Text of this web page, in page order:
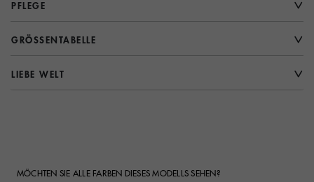
PFLEGE
GRÖSSENTABELLE
LIEBE WELT
MÖCHTEN SIE ALLE FARBEN DIESES MODELLS SEHEN?